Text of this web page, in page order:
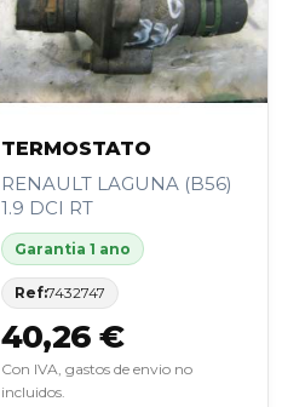
TERMOSTATO
RENAULT LAGUNA (B56)
1.9 DCI RT
Garantia 1 ano
Ref:7432747
40,26 €
Con IVA, gastos de envio no
incluidos.